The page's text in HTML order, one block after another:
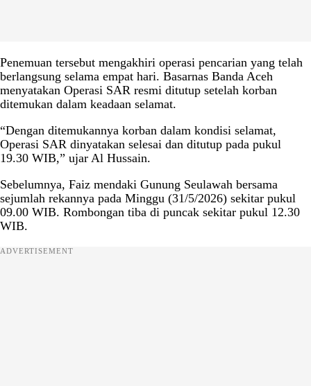
Penemuan tersebut mengakhiri operasi pencarian yang telah
berlangsung selama empat hari. Basarnas Banda Aceh
menyatakan Operasi SAR resmi ditutup setelah korban
ditemukan dalam keadaan selamat.
“Dengan ditemukannya korban dalam kondisi selamat,
Operasi SAR dinyatakan selesai dan ditutup pada pukul
19.30 WIB,” ujar Al Hussain.
Sebelumnya, Faiz mendaki Gunung Seulawah bersama
sejumlah rekannya pada Minggu (31/5/2026) sekitar pukul
09.00 WIB. Rombongan tiba di puncak sekitar pukul 12.30
WIB.
ADVERTISEMENT